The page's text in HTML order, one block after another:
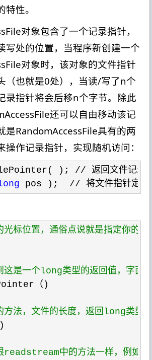
性。
对象包含了一个记录指针，
写处的位置，当程序新创建一个
对象时，该对象的文件指针
（也就是0处），当读/写了n个
录指针将会后移n个字节。除此
还可以自由移动该记
是RandomAccessFile具有的两
操作记录指针，实现随机访问：
pos );  // 将文件指针定位
光标位置，通俗点说就是指定你的
这是一个long类型的返回值，字面
（)
方法，文件的长度，返回long类型
readstream中的方法一样，例如